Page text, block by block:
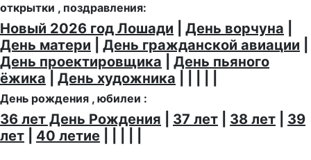
открытки , поздравления:
Новый 2026 год Лошади День ворчуна
День матери
День гражданской авиации
День проектировщика
День пьяного
ёжика
День художника
День рождения , юбилеи :
36 лет День Рождения 37 лет 38 лет
39
лет
40 летие